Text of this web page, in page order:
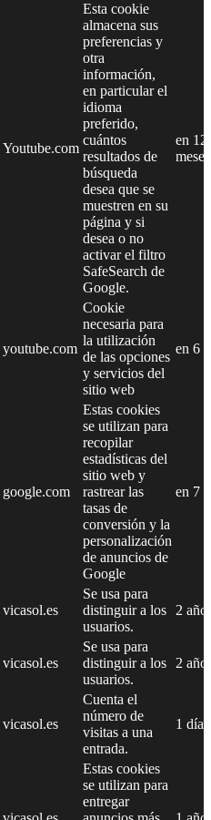
Youtube.com
Esta cookie
almacena sus
preferencias y
otra
información,
en particular el
idioma
preferido,
cuántos
resultados de
búsqueda
desea que se
muestren en su
página y si
desea o no
activar el filtro
SafeSearch de
Google.
en 12
meses
youtube.com
Cookie
necesaria para
la utilización
de las opciones
y servicios del
sitio web
en 6
google.com
Estas cookies
se utilizan para
recopilar
estadísticas del
sitio web y
rastrear las
tasas de
conversión y la
personalización
de anuncios de
Google
en 7
vicasol.es
Se usa para
distinguir a los
usuarios.
2
vicasol.es
Se usa para
distinguir a los
usuarios.
2
vicasol.es
Cuenta el
número de
visitas a una
entrada.
1 día
Estas cookies
se utilizan para
entregar